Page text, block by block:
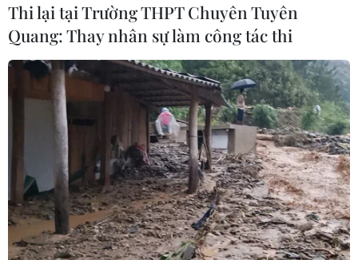
Sắc lệnh cấm nhập cảnh của Tổng thống
Mỹ tiếp tục vấp phải trở ngại
Thi lại tại Trường THPT Chuyên Tuyên
Quang: Thay nhân sự làm công tác thi